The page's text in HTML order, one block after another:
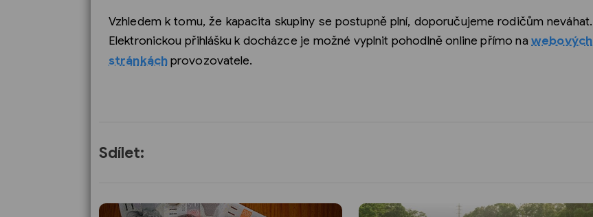
Vzhledem k tomu, že kapacita skupiny se postupně plní, doporučujeme rodičům neváhat.
Elektronickou přihlášku k docházce je možné vyplnit pohodlně online přímo nawebových
stránkáchprovozovatele.
Sdílet: